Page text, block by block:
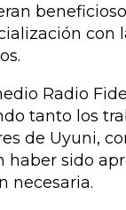
Radio
tanto los
de Uyuni,
haber sido
necesaria.